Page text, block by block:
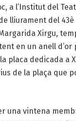
a l’Institut del
lliurament del
Xirgu,
en un anell
placa dedicada a
de la plaça que
una vintena